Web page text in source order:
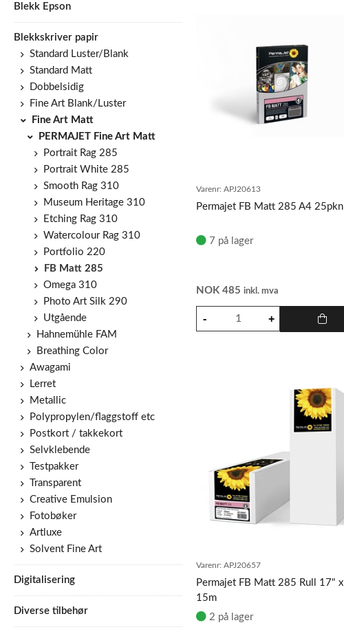
Blekk Epson
Blekkskriver papir
Standard Luster/Blank
Standard Matt
Dobbelsidig
Fine Art Blank/Luster
Fine Art Matt
PERMAJET Fine Art Matt
Portrait Rag 285
Portrait White 285
Smooth Rag 310
Museum Heritage 310
Etching Rag 310
Watercolour Rag 310
Portfolio 220
FB Matt 285
Omega 310
Photo Art Silk 290
Utgående
Hahnemühle FAM
Breathing Color
Awagami
Lerret
Metallic
Polypropylen/flaggstoff etc
Postkort / takkekort
Selvklebende
Testpakker
Transparent
Creative Emulsion
Fotobøker
Artluxe
Solvent Fine Art
Digitalisering
Diverse tilbehør
Varenr: APJ20613
Permajet FB Matt 285 A4 25pkn
7 på lager
NOK 485 inkl. mva
Varenr: APJ20657
Permajet FB Matt 285 Rull 17" x
15m
2 på lager